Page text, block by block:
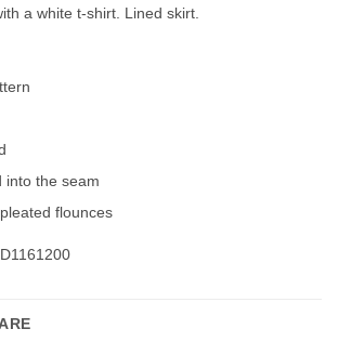
a white t-shirt. Lined skirt.
into the seam
flounces